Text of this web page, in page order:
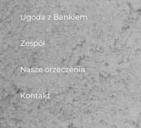
Ugoda z Bankiem
Zespół
Nasze orzeczenia
Kontakt